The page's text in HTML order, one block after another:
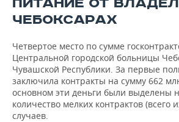
ПИТАНИЕ ОТ
ЧЕБОКСАРАХ
Четвертое место по сумме
Центральной городской больницы
Чувашской Республики. За первые
заключила контракты на сумму 662
основном эти деньги были выделены
количество мелких контрактов (всего
случаев.